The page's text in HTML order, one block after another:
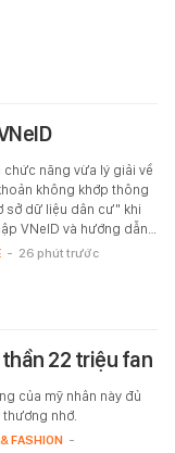
chức năng vừa lý giải về
không khớp thông
sở dữ liệu dân cư" khi
VNeID và hướng dẫn…
- 26 phút trước
22 triệu fan
của mỹ nhân này đủ
nhớ.
FASHION -